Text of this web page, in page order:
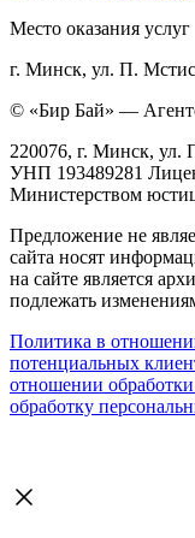
Место оказания услуг
г. Минск, ул. П.
© «Бир Бай» —
220076, г. Минск, ул.
УНП 193489281
Министерством
Предложение не
сайта носят
на сайте является
подлежать
Политика в
потенциальных
отношении
обработку